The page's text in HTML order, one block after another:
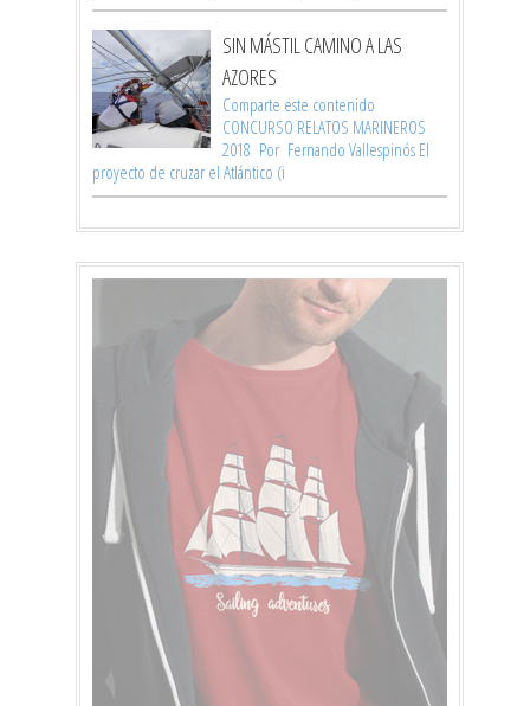
SIN MÁSTIL CAMINO A LAS
AZORES
Comparte este contenido
CONCURSO RELATOS MARINEROS
2018 Por Fernando Vallespinós El
proyecto de cruzar el Atlántico (i